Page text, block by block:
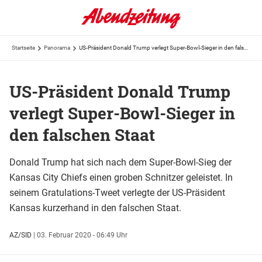
Startseite Panorama
US-Präsident Donald Trump
verlegt Super-Bowl-Sieger in
den falschen Staat
Donald Trump hat sich nach dem Super-Bowl-Sieg der
Kansas City Chiefs einen groben Schnitzer geleistet. In
seinem Gratulations-Tweet verlegte der US-Präsident
Kansas kurzerhand in den falschen Staat.
AZ/SID | 03. Februar 2020 - 06:49 Uhr